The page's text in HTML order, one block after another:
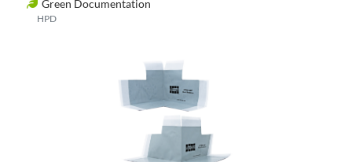
Green Documentation
HPD